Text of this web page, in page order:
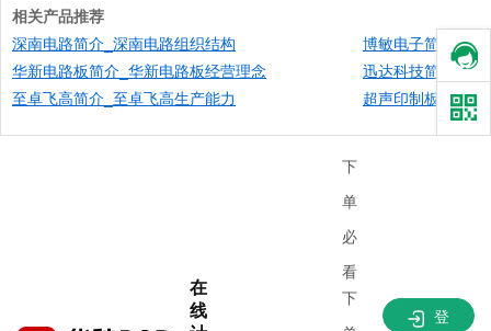
相关产品推荐
深南电路简介_深南电路组织结构
华新电路板简介_华新电路板经营理念​
至卓飞高简介_至卓飞高生产能力
博敏电子简介_博
迅达科技简介_广
超声印制板简介_